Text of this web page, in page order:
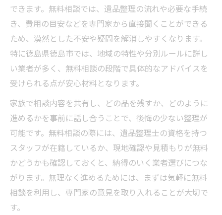
できます。無料相談では、遺品整理の流れや必要な手続
き、費用の目安などを専門家から直接聞くことができる
ため、漠然とした不安や疑問を解消しやすくなります。
特に徳島県徳島市では、地域の特性や分別ルールに詳し
い業者が多く、無料相談の段階で具体的なアドバイスを
受けられる点が安心材料となります。
家族で相談内容を共有し、どの品を残すか、どのように
進めるかを事前に話し合うことで、後悔の少ない整理が
可能です。無料相談の際には、遺品整理士の資格を持つ
スタッフが在籍しているか、現地確認や見積もりが無料
かどうかも確認しておくと、納得のいく業者選びにつな
がります。無理なく進めるためには、まずは気軽に無料
相談を利用し、専門家の意見を取り入れることが大切で
す。